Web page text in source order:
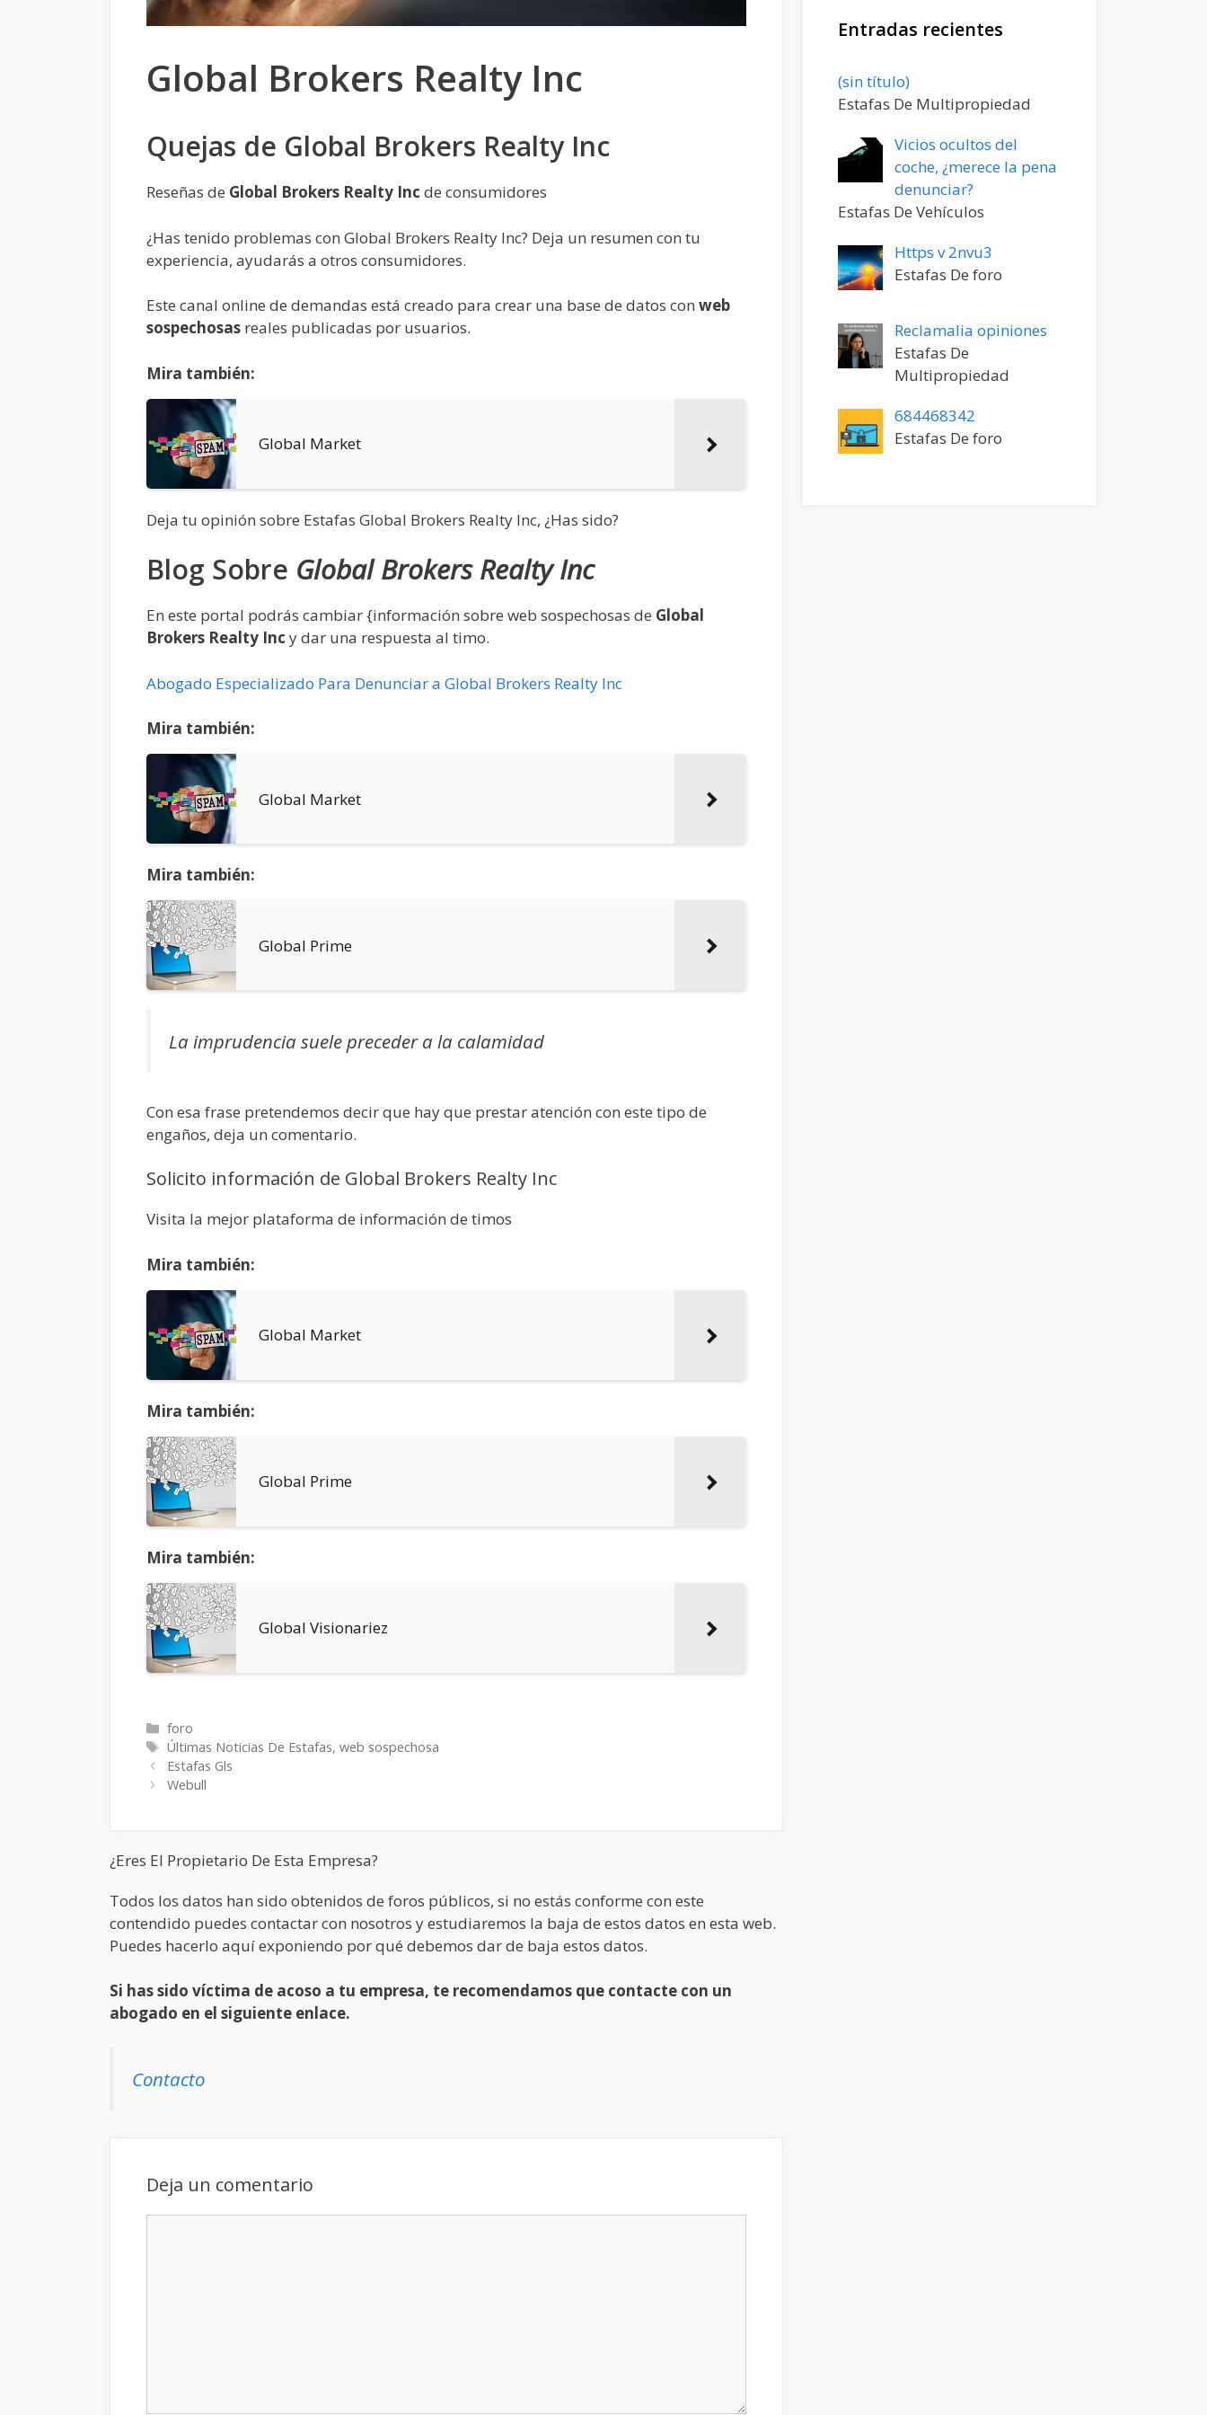
Global Brokers Realty Inc
Quejas de Global Brokers Realty Inc
Reseñas de Global Brokers Realty Inc de consumidores
¿Has tenido problemas con Global Brokers Realty Inc? Deja un resumen con tu
experiencia, ayudarás a otros consumidores.
Este canal online de demandas está creado para crear una base de datos con web
sospechosas reales publicadas por usuarios.
Mira también:
Global Market
Deja tu opinión sobre Estafas Global Brokers Realty Inc, ¿Has sido?
Blog Sobre Global Brokers Realty Inc
En este portal podrás cambiar {información sobre web sospechosas de Global
Brokers Realty Inc y dar una respuesta al timo.
Abogado Especializado Para Denunciar a Global Brokers Realty Inc
Mira también:
Global Market
Mira también:
Global Prime
La imprudencia suele preceder a la calamidad
Con esa frase pretendemos decir que hay que prestar atención con este tipo de
engaños, deja un comentario.
Solicito información de Global Brokers Realty Inc
Visita la mejor plataforma de información de timos
Mira también:
Global Market
Mira también:
Global Prime
Mira también:
Global Visionariez
Categorías
foro
Etiquetas
Últimas Noticias De Estafas,web sospechosa
Estafas Gls
Webull
¿Eres El Propietario De Esta Empresa?
Todos los datos han sido obtenidos de foros públicos, si no estás conforme con este
contendido puedes contactar con nosotros y estudiaremos la baja de estos datos en esta web.
Puedes hacerlo aquí exponiendo por qué debemos dar de baja estos datos.
Si has sido víctima de acoso a tu empresa, te recomendamos que contacte con un
abogado en el siguiente enlace.
Contacto
Deja un comentario
Entradas recientes
(sin título)Entrada
20198
Estafas De Multipropiedad
Vicios ocultos del
coche, ¿merece la pena
denunciar?
Estafas De Vehículos
Https v 2nvu3
Estafas De foro
Reclamalia opiniones
Estafas De
Multipropiedad
684468342
Estafas De foro